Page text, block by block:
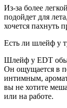
Из-за более
подойдет для
хочется пахнуть
Есть ли шлейф у
Шлейф у EDT
Он ощущается в
интимным,
вы не хотите
или на работе.